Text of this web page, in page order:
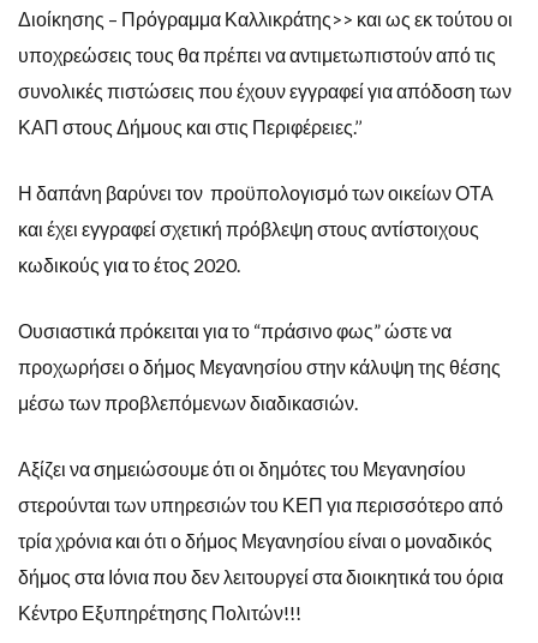
Διοίκησης – Πρόγραμμα Καλλικράτης>> και ως εκ τούτου οι
υποχρεώσεις τους θα πρέπει να αντιμετωπιστούν από τις
συνολικές πιστώσεις που έχουν εγγραφεί για απόδοση των
ΚΑΠ στους Δήμους και στις Περιφέρειες.’’
Η δαπάνη βαρύνει τον προϋπολογισμό των οικείων ΟΤΑ
και έχει εγγραφεί σχετική πρόβλεψη στους αντίστοιχους
κωδικούς για το έτος 2020.
Ουσιαστικά πρόκειται για το “πράσινο φως” ώστε να
προχωρήσει ο δήμος Μεγανησίου στην κάλυψη της θέσης
μέσω των προβλεπόμενων διαδικασιών.
Αξίζει να σημειώσουμε ότι οι δημότες του Μεγανησίου
στερούνται των υπηρεσιών του ΚΕΠ για περισσότερο από
τρία χρόνια και ότι ο δήμος Μεγανησίου είναι ο μοναδικός
δήμος στα Ιόνια που δεν λειτουργεί στα διοικητικά του όρια
Κέντρο Εξυπηρέτησης Πολιτών!!!